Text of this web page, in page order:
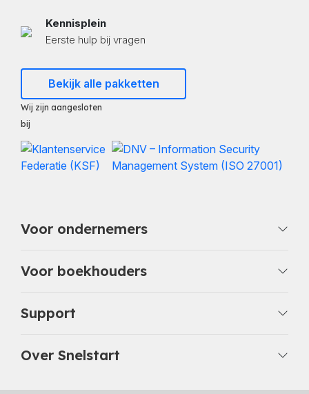
Kennisplein
Eerste hulp bij vragen
Bekijk alle pakketten
Wij zijn aangesloten
bij
Voor ondernemers
Voor boekhouders
Support
Over Snelstart